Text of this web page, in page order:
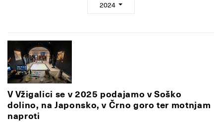
2024
V Vžigalici se v 2025 podajamo v Soško
dolino, na Japonsko, v Črno goro ter motnjam
naproti